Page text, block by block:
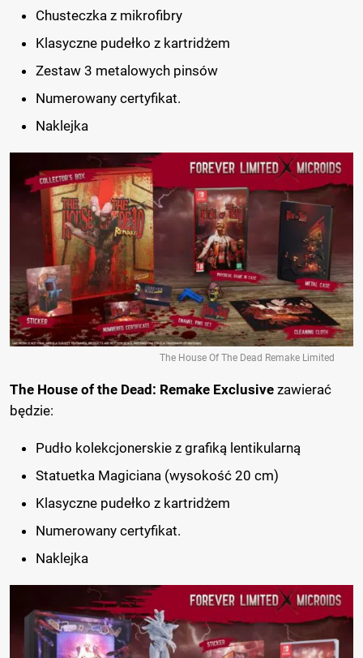
Chusteczka z mikrofibry
Klasyczne pudełko z kartridżem
Zestaw 3 metalowych pinsów
Numerowany certyfikat.
Naklejka
The House Of The Dead Remake Limited
The House of the Dead: Remake Exclusive zawierać
będzie:
Pudło kolekcjonerskie z grafiką lentikularną
Statuetka Magiciana (wysokość 20 cm)
Klasyczne pudełko z kartridżem
Numerowany certyfikat.
Naklejka